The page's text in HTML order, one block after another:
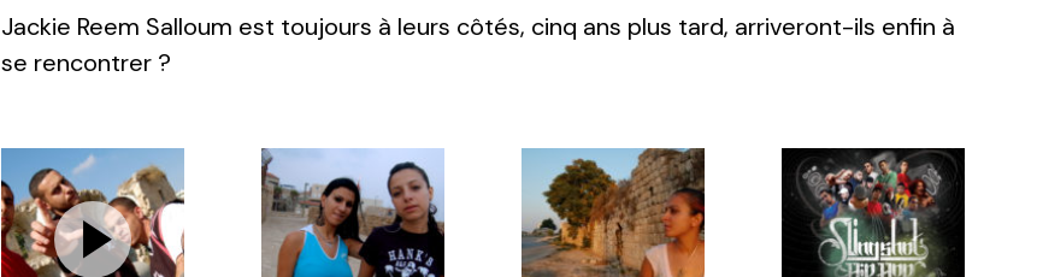
Jackie Reem Salloum est toujours à leurs côtés, cinq ans plus tard, arriveront-ils enfin à
se rencontrer ?